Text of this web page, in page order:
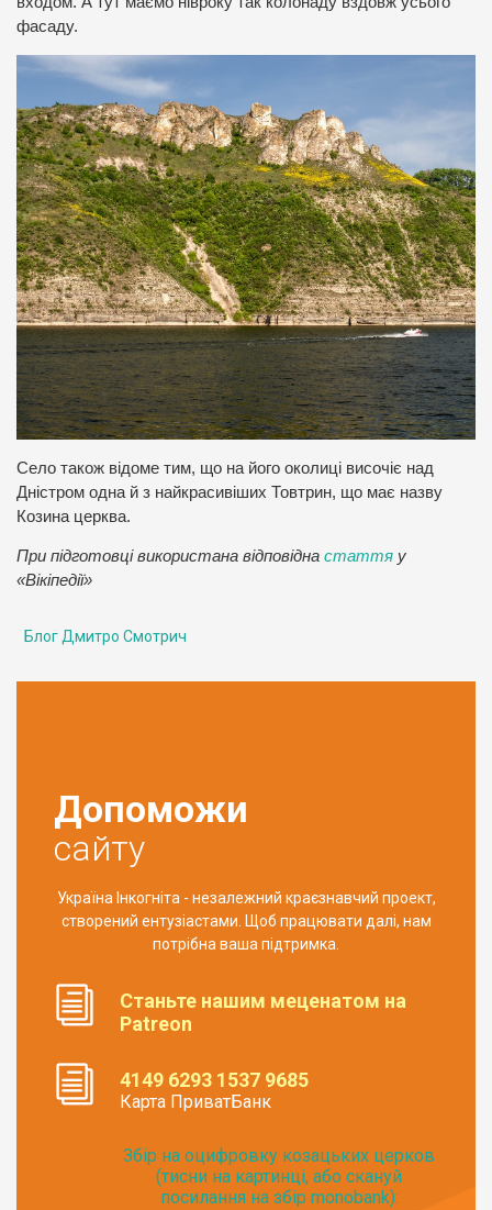
фасаду.
Село також відоме тим, що на його околиці височіє над
Дністром одна й з найкрасивіших Товтрин, що має назву
Козина церква.
При підготовці використана відповідна стаття у
«Вікіпедії»
Блог Дмитро Смотрич
Допоможи
сайту
Україна Інкогніта - незалежний краєзнавчий проект,
створений ентузіастами. Щоб працювати далі, нам
потрібна ваша підтримка.
Станьте нашим меценатом на
Patreon
4149 6293 1537 9685
Карта ПриватБанк
Збір на оцифровку козацьких церков
(тисни на картинці, або скануй
посилання на збір monobank):